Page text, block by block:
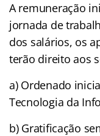
A remuneração
jornada de
dos salários, os
terão direito aos
a) Ordenado
Tecnologia da
b) Gratificação